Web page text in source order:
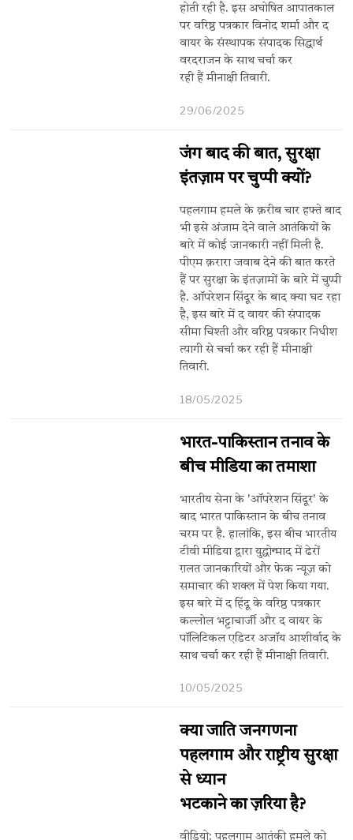
होती रही है. इस अघोषित आपातकाल
पर वरिष्ठ पत्रकार विनोद शर्मा और द
वायर के संस्थापक संपादक सिद्धार्थ
वरदराजन के साथ चर्चा कर
रही हैं मीनाक्षी तिवारी.
29/06/2025
जंग बाद की बात, सुरक्षा
इंतज़ाम पर चुप्पी क्यों?
पहलगाम हमले के क़रीब चार हफ्ते बाद
भी इसे अंजाम देने वाले आतंकियों के
बारे में कोई जानकारी नहीं मिली है.
पीएम क़रारा जवाब देने की बात करते
हैं पर सुरक्षा के इंतज़ामों के बारे में चुप्पी
है. ऑपरेशन सिंदूर के बाद क्या घट रहा
है, इस बारे में द वायर की संपादक
सीमा चिश्ती और वरिष्ठ पत्रकार निधीश
त्यागी से चर्चा कर रही हैं मीनाक्षी
तिवारी.
18/05/2025
भारत-पाकिस्तान तनाव के
बीच मीडिया का तमाशा
भारतीय सेना के 'ऑपरेशन सिंदूर' के
बाद भारत पाकिस्तान के बीच तनाव
चरम पर है. हालांकि, इस बीच भारतीय
टीवी मीडिया द्वारा युद्धोन्माद में ढेरों
ग़लत जानकारियों और फेक न्यूज़ को
समाचार की शक्ल में पेश किया गया.
इस बारे में द हिंदू के वरिष्ठ पत्रकार
कल्लोल भट्टाचार्जी और द वायर के
पॉलिटिकल एडिटर अजॉय आशीर्वाद के
साथ चर्चा कर रही हैं मीनाक्षी तिवारी.
10/05/2025
क्या जाति जनगणना
पहलगाम और राष्ट्रीय सुरक्षा
से ध्यान
भटकाने का ज़रिया है?
वीडियो: पहलगाम आतंकी हमले को